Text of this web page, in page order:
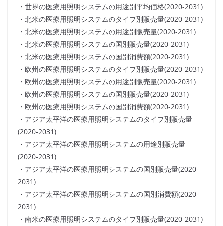
・世界の医療用照明システムの用途別平均価格(2020-2031)
・北米の医療用照明システムのタイプ別販売量(2020-2031)
・北米の医療用照明システムの用途別販売量(2020-2031)
・北米の医療用照明システムの国別販売量(2020-2031)
・北米の医療用照明システムの国別消費額(2020-2031)
・欧州の医療用照明システムのタイプ別販売量(2020-2031)
・欧州の医療用照明システムの用途別販売量(2020-2031)
・欧州の医療用照明システムの国別販売量(2020-2031)
・欧州の医療用照明システムの国別消費額(2020-2031)
・アジア太平洋の医療用照明システムのタイプ別販売量
(2020-2031)
・アジア太平洋の医療用照明システムの用途別販売量
(2020-2031)
・アジア太平洋の医療用照明システムの国別販売量(2020-
2031)
・アジア太平洋の医療用照明システムの国別消費額(2020-
2031)
・南米の医療用照明システムのタイプ別販売量(2020-2031)